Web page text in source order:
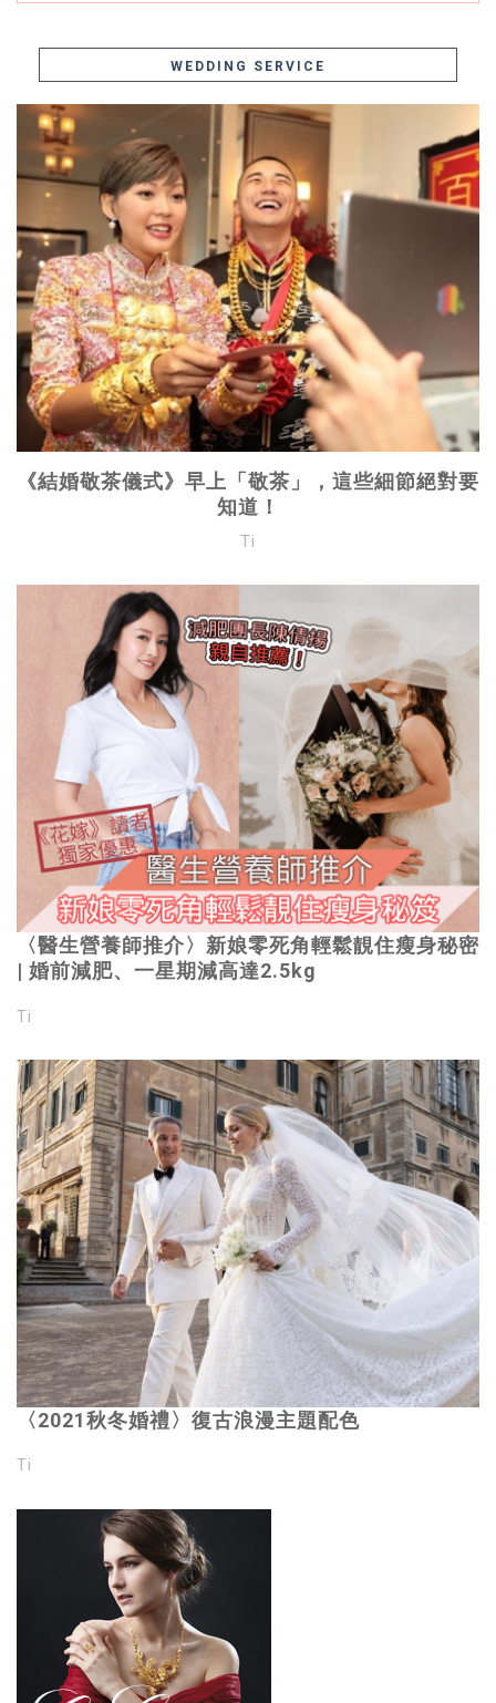
WEDDING SERVICE
《結婚敬茶儀式》早上「敬茶」，這些細節絕對要
知道！
Ti
〈醫生營養師推介〉新娘零死角輕鬆靚住瘦身秘密
| 婚前減肥、一星期減高達2.5kg
Ti
〈2021秋冬婚禮〉復古浪漫主題配色
Ti